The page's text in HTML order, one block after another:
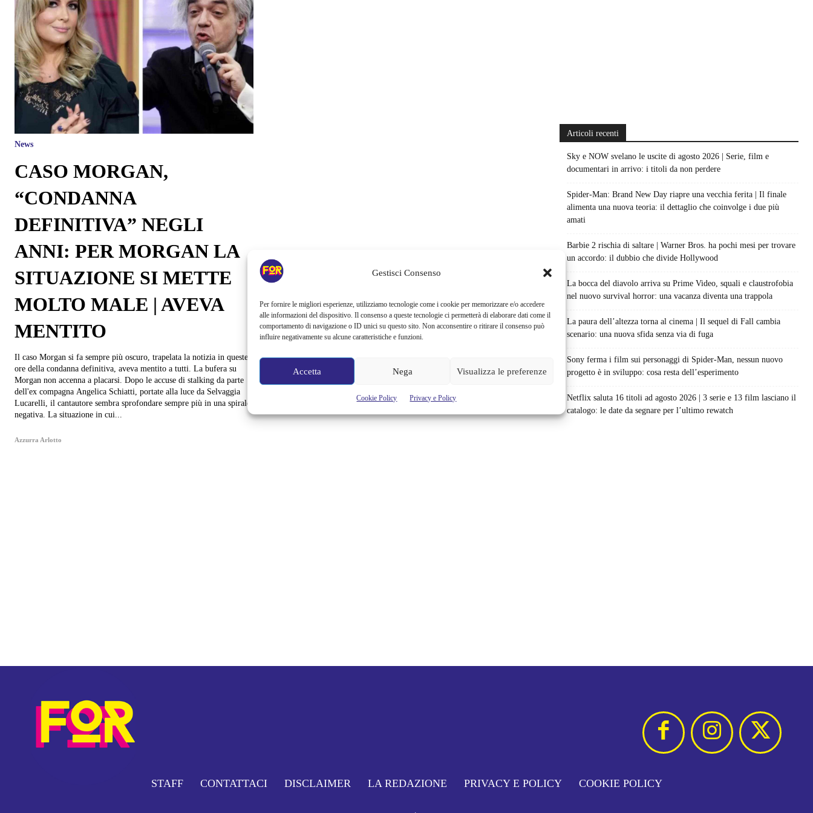
Gestisci Consenso
Per fornire le migliori esperienze, utilizziamo tecnologie come i cookie per memorizzare e/o accedere
alle informazioni del dispositivo. Il consenso a queste tecnologie ci permetterà di elaborare dati come il
comportamento di navigazione o ID unici su questo sito. Non acconsentire o ritirare il consenso può
influire negativamente su alcune caratteristiche e funzioni.
Accetta Nega Visualizza le preferenze
Cookie Policy Privacy e Policy
News
CASO MORGAN,
“CONDANNA
DEFINITIVA” NEGLI
ANNI: PER MORGAN LA
SITUAZIONE SI METTE
MOLTO MALE | AVEVA
MENTITO
Il caso Morgan si fa sempre più oscuro, trapelata la notizia in queste
ore della condanna definitiva, aveva mentito a tutti. La bufera su
Morgan non accenna a placarsi. Dopo le accuse di stalking da parte
dell'ex compagna Angelica Schiatti, portate alla luce da Selvaggia
Lucarelli, il cantautore sembra sprofondare sempre più in una spirale
negativa. La situazione in cui...
Azzurra Arlotto
Articoli recenti
Sky e NOW svelano le uscite di agosto 2026 | Serie, film e
documentari in arrivo: i titoli da non perdere
Spider-Man: Brand New Day riapre una vecchia ferita | Il finale
alimenta una nuova teoria: il dettaglio che coinvolge i due più
amati
Barbie 2 rischia di saltare | Warner Bros. ha pochi mesi per trovare
un accordo: il dubbio che divide Hollywood
La bocca del diavolo arriva su Prime Video, squali e claustrofobia
nel nuovo survival horror: una vacanza diventa una trappola
La paura dell’altezza torna al cinema | Il sequel di Fall cambia
scenario: una nuova sfida senza via di fuga
Sony ferma i film sui personaggi di Spider-Man, nessun nuovo
progetto è in sviluppo: cosa resta dell’esperimento
Netflix saluta 16 titoli ad agosto 2026 | 3 serie e 13 film lasciano il
catalogo: le date da segnare per l’ultimo rewatch
STAFF CONTATTACI DISCLAIMER LA REDAZIONE PRIVACY E POLICY COOKIE POLICY